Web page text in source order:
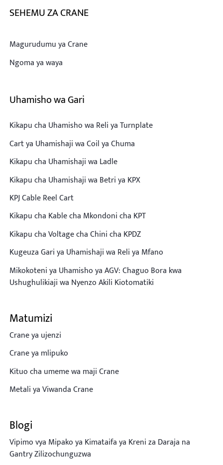
SEHEMU ZA CRANE
Magurudumu ya Crane
Ngoma ya waya
Uhamisho wa Gari
Kikapu cha Uhamisho wa Reli ya Turnplate
Cart ya Uhamishaji wa Coil ya Chuma
Kikapu cha Uhamishaji wa Ladle
Kikapu cha Uhamishaji wa Betri ya KPX
KPJ Cable Reel Cart
Kikapu cha Kable cha Mkondoni cha KPT
Kikapu cha Voltage cha Chini cha KPDZ
Kugeuza Gari ya Uhamishaji wa Reli ya Mfano
Mikokoteni ya Uhamisho ya AGV: Chaguo Bora kwa
Ushughulikiaji wa Nyenzo Akili Kiotomatiki
Matumizi
Crane ya ujenzi
Crane ya mlipuko
Kituo cha umeme wa maji Crane
Metali ya Viwanda Crane
Blogi
Vipimo vya Mipako ya Kimataifa ya Kreni za Daraja na
Gantry Zilizochunguzwa